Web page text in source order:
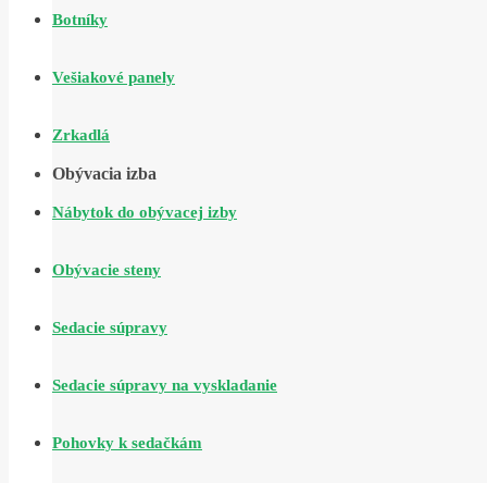
Botníky
Vešiakové panely
Zrkadlá
Obývacia izba
Nábytok do obývacej izby
Obývacie steny
Sedacie súpravy
Sedacie súpravy na vyskladanie
Pohovky k sedačkám